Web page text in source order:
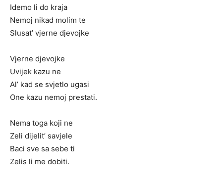
Idemo li do kraja
Nemoj nikad molim te
Slusat’ vjerne djevojke
Vjerne djevojke
Uvijek kazu ne
Al’ kad se svjetlo ugasi
One kazu nemoj prestati.
Nema toga koji ne
Zeli dijelit’ savjele
Baci sve sa sebe ti
Zelis li me dobiti.